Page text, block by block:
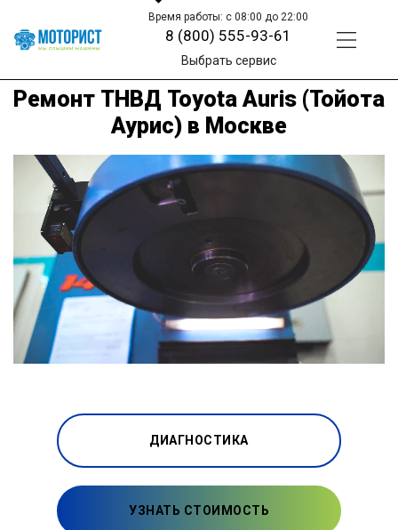
Время работы: с 08:00 до 22:00
8 (800) 555-93-61
Выбрать сервис
Ремонт ТНВД Toyota Auris (Тойота
Аурис) в Москве
ДИАГНОСТИКА
УЗНАТЬ СТОИМОСТЬ